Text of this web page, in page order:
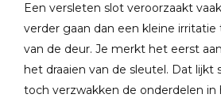
Een versleten slot veroorzaakt
verder gaan dan een kleine
van de deur. Je merkt het eerst
het draaien van de sleutel. Dat lijkt
toch verzwakken de onderdelen